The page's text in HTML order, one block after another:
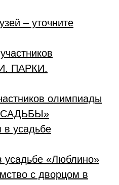
– уточните
олимпиады
усадьбе «Люблино»